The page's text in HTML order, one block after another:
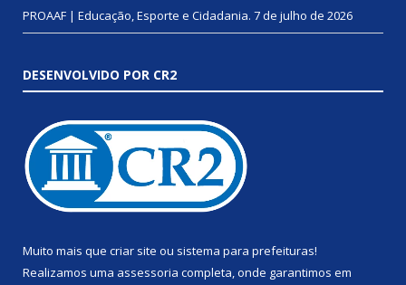
PROAAF | Educação, Esporte e Cidadania. 7 de julho de 2026
DESENVOLVIDO POR CR2
Muito mais que criar site ou sistema para prefeituras!
Realizamos uma assessoria completa, onde garantimos em